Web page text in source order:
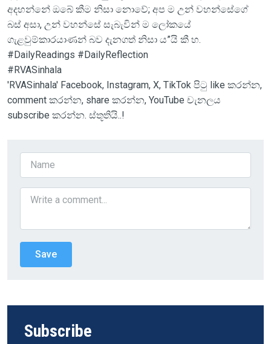
අදහන්නේ ඔබේ කීම නිසා නොවේ; අප ම උන් වහන්සේගේ
බස් අසා, උන් වහන්සේ සැබැවින් ම ලෝකයේ
ගැළවුම්කාරයාණන් බව දැනගත් නිසා ය”යි කී හ.
#DailyReadings #DailyReflection
#RVASinhala
'RVASinhala' Facebook, Instagram, X, TikTok පිටු like කරන්න,
comment කරන්න, share කරන්න, YouTube චැනලය
subscribe කරන්න. ස්තූතියි..!
Subscribe